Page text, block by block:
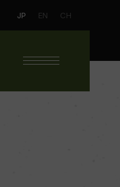
JP EN CH